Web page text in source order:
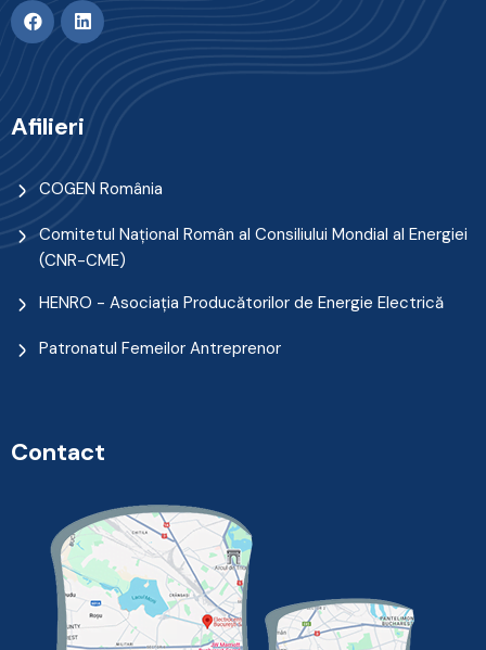
Afilieri
COGEN România
Comitetul Naţional Român al Consiliului Mondial al Energiei
(CNR-CME)
HENRO - Asociația Producătorilor de Energie Electrică
Patronatul Femeilor Antreprenor
Contact